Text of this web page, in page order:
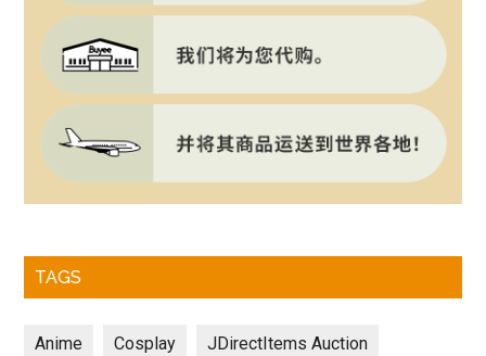
TAGS
Anime Cosplay JDirectItems Auction